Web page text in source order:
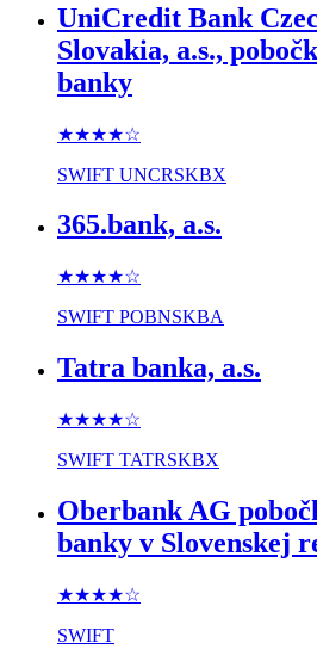
UniCredit Bank
Slovakia, a.s.,
banky
★★★★☆
SWIFT UNCRSKBX
365.bank, a.s.
★★★★☆
SWIFT POBNSKBA
Tatra banka, a.s.
★★★★☆
SWIFT TATRSKBX
Oberbank AG
banky v Slovenskej
★★★★☆
SWIFT